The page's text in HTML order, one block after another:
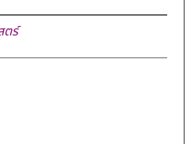
ตร์